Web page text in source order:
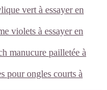
vert à essayer en
violets à essayer en
manucure pailletée à
pour ongles courts à